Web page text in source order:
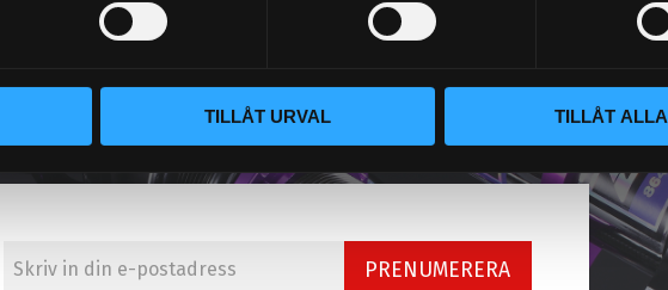
TILLÅT URVAL TILLÅT ALLA
NYHETSBREV
PRENUMERERA